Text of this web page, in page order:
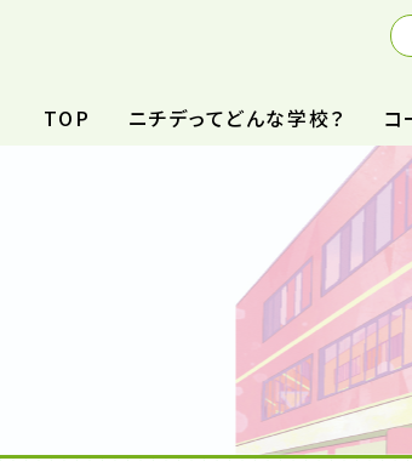
TOP ニチデってどんな学校？ コ